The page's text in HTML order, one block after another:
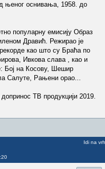
њеног оснивања, 1958. до
популарну емисију Образ
Дравић. Режирао је
као што су Браћа по
Ивкова слава , као и
Бој на Косову, Шешир
Салуте, Рањени орао...
ТВ продукцији 2019.
Idi na vrh